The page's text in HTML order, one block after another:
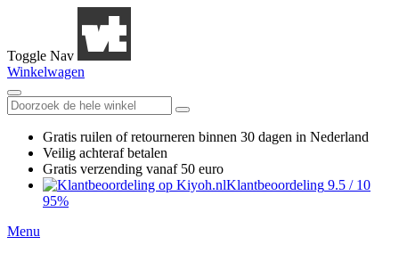
Toggle Nav
Winkelwagen
Gratis ruilen of retourneren binnen 30 dagen in Nederland
Veilig achteraf betalen
Gratis verzending vanaf 50 euro
Klantbeoordeling 9.5 / 10
95%
Menu